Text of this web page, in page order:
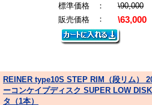
標準価格
： \90,000
販売価格
： \63,000
REINER type10S STEP RIM（段リム）
ーコンケイプディスク SUPER LOW
タ（1本）